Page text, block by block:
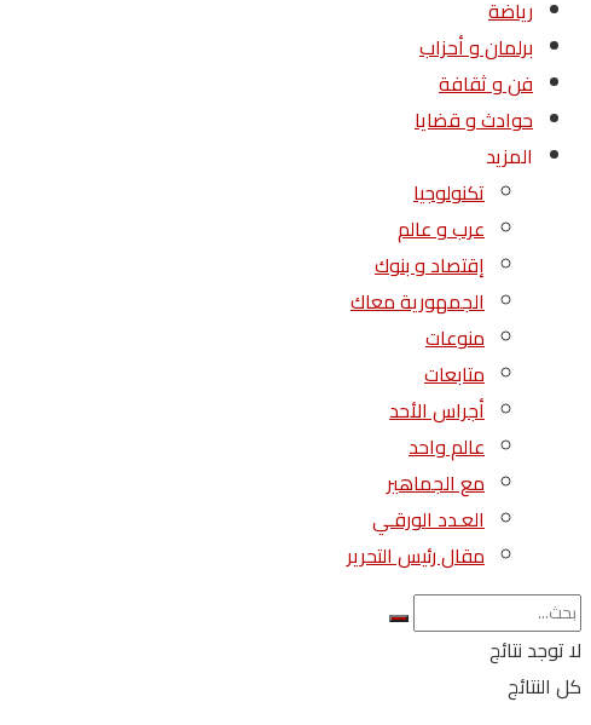
رياضة
برلمان و أحزاب
فن و ثقافة
حوادث و قضايا
المزيد
تكنولوجيا
عرب و عالم
إقتصاد و بنوك
الجمهورية معاك
منوعات
متابعات
أجراس الأحد
عالم واحد
مع الجماهير
العـدد الورقـي
مقال رئيس التحرير
لا توجد نتائج
كل النتائج